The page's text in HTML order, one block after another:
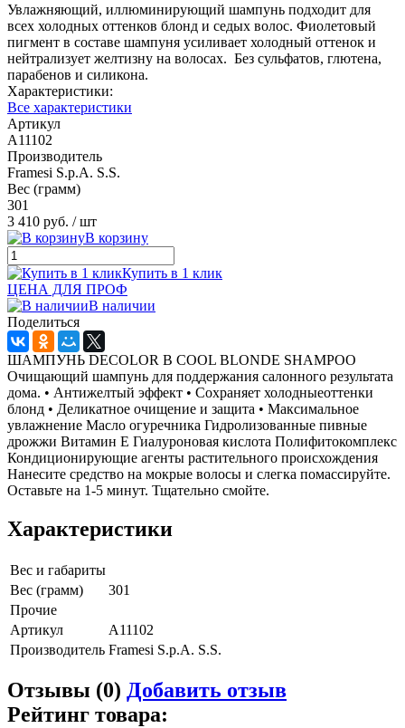
Увлажняющий, иллюминирующий шампунь подходит для
всех холодных оттенков блонд и седых волос. Фиолетовый
пигмент в составе шампуня усиливает холодный оттенок и
нейтрализует желтизну на волосах. Без сульфатов, глютена,
парабенов и силикона.
Характеристики:
Все характеристики
Артикул
A11102
Производитель
Framesi S.p.A. S.S.
Вес (грамм)
301
3 410 руб. / шт
В корзину
Купить в 1 клик
ЦЕНА ДЛЯ ПРОФ
В наличии
Поделиться
ШАМПУНЬ DECOLOR B COOL BLONDE SHAMPOO
Очищающий шампунь для поддержания салонного результата
дома. • Антижелтый эффект • Сохраняет холодныеоттенки
блонд • Деликатное очищение и защита • Максимальное
увлажнение Масло огуречника Гидролизованные пивные
дрожжи Витамин Е Гиалуроновая кислота Полифитокомплекс
Кондиционирующие агенты растительного происхождения
Нанесите средство на мокрые волосы и слегка помассируйте.
Оставьте на 1-5 минут. Тщательно смойте.
Характеристики
Вес и габариты
Вес (грамм)
301
Прочие
Артикул
A11102
Производитель Framesi S.p.A. S.S.
Отзывы (0) Добавить отзыв
Рейтинг товара: